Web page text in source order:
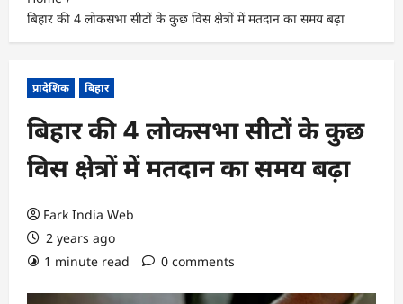
बिहार की 4 लोकसभा सीटों के कुछ विस क्षेत्रों में मतदान का समय बढ़ा
प्रादेशिक बिहार
बिहार की 4 लोकसभा सीटों के कुछ
विस क्षेत्रों में मतदान का समय बढ़ा
Fark India Web
2 years ago
1 minute read
0 comments